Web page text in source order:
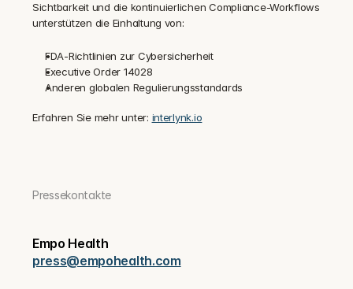
Sichtbarkeit und die kontinuierlichen Compliance-Workflows
unterstützen die Einhaltung von:
FDA-Richtlinien zur Cybersicherheit
Executive Order 14028
Anderen globalen Regulierungsstandards
Erfahren Sie mehr unter: interlynk.io
Pressekontakte
Empo Health
press@empohealth.com